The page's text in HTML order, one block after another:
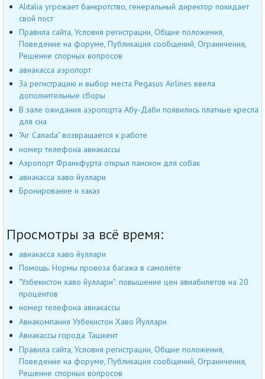
Alitalia угрожает банкротство, генеральный директор покидает
свой пост
Правила сайта, Условия регистрации, Общие положения,
Поведение на форуме, Публикация сообщений, Ограничения,
Решение спорных вопросов
авиакасса аэропорт
За регистрацию и выбор места Pegasus Airlines ввела
дополнительные сборы
В зале ожидания аэропорта Абу-Даби появились платные кресла
для сна
"Air Canada" возвращается к работе
номер телефона авиакассы
Аэропорт Франкфурта открыл пансион для собак
авиакасса хаво йуллари
Бронирование и заказ
Просмотры за всё время:
авиакасса хаво йуллари
Помощь. Нормы провоза багажа в самолёте
"Узбекистон хаво йуллари": повышение цен авиабилетов на 20
процентов
номер телефона авиакассы
Авиакомпания Узбекистон Хаво Йуллари
Авиакассы города Ташкент
Правила сайта, Условия регистрации, Общие положения,
Поведение на форуме, Публикация сообщений, Ограничения,
Решение спорных вопросов